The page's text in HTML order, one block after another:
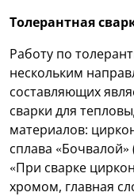
Толерантная
Работу по
нескольким
составляющих
сварки для
материалов:
сплава
«При сварке
хромом, главная